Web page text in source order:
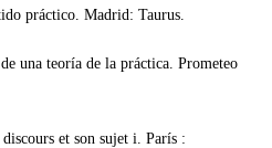
práctico. Madrid: Taurus.
una teoría de la práctica. Prometeo
et son sujet i. París :